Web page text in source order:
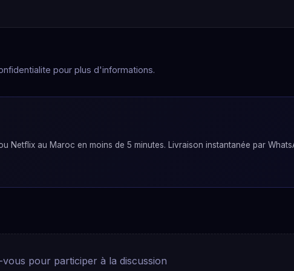
pour plus d'informations.
Netflix au Maroc en moins de 5 minutes. Livraison instantanée par
pour participer à la discussion